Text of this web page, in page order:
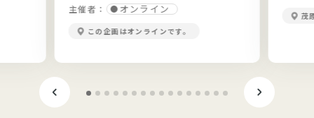
主催者：
オンライン
この企画はオンラインです。
茂